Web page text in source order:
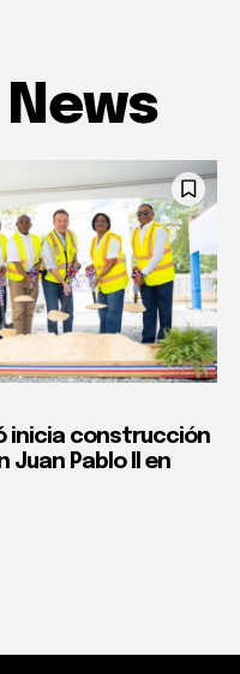
inicia construcción
Juan Pablo II en